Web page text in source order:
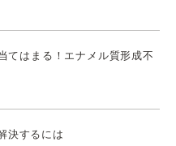
てはまる！エナメル質形成不
決するには